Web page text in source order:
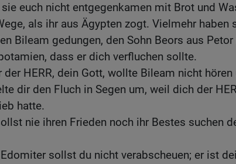
euch nicht entgegenkamen mit Brot und
als ihr aus Ägypten zogt. Vielmehr haben
Bileam gedungen, den Sohn Beors aus Petor
dass er dich verfluchen sollte.
der HERR, dein Gott, wollte Bileam nicht hören
dir den Fluch in Segen um, weil dich der
hatte.
nie ihren Frieden noch ihr Bestes suchen
sollst du nicht verabscheuen; er ist